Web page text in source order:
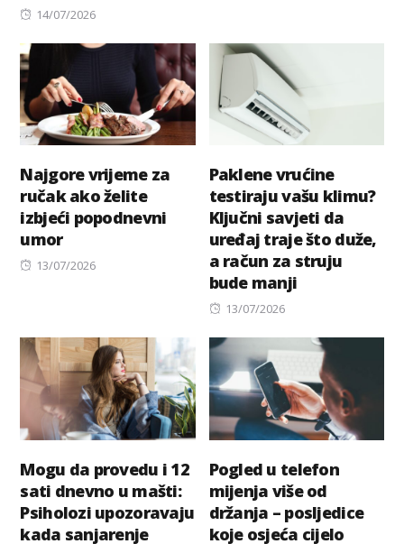
Posted
14/07/2026
Najgore vrijeme za
ručak ako želite
izbjeći popodnevni
umor
Posted
13/07/2026
Paklene vrućine
testiraju vašu klimu?
Ključni savjeti da
uređaj traje što duže,
a račun za struju
bude manji
Posted
13/07/2026
Mogu da provedu i 12
sati dnevno u mašti:
Psiholozi upozoravaju
kada sanjarenje
Pogled u telefon
mijenja više od
držanja – posljedice
koje osjeća cijelo